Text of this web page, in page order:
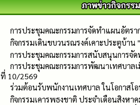
การประชุมคณะกรรมการจัดทำแผนอัตร
กิจกรรมเดินขบวนรณรงค์เคาะประตูบ้าน
การประชุมคณะกรรมการสนับสนุนการจั
การประชุมคณะกรรมการพัฒนาเทศบาล
ที่ 10/2569
ร่วมต้อนรับพนักงานเทศบาล ในโอกาสโ
กิจกรรมเคารพธงชาติ ประจำเดือนสิงหา